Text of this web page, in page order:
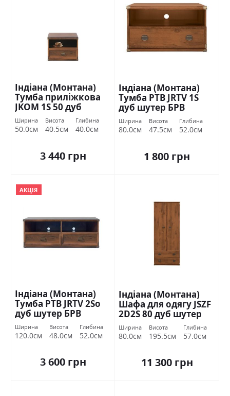
Індіана (Монтана)
Тумба приліжкова
JKOM 1S 50 дуб
шутер БРВ Україна
Ширина
50.0см
Висота
40.5см
Глибина
40.0см
3 440 грн
Індіана (Монтана)
Тумба РТВ JRTV 1S
дуб шутер БРВ
Україна
Ширина
80.0см
Висота
47.5см
Глибина
52.0см
1 800 грн
АКЦІЯ
Індіана (Монтана)
Тумба РТВ JRTV 2Sо
дуб шутер БРВ
Україна
Ширина
120.0см
Висота
48.0см
Глибина
52.0см
3 600 грн
Індіана (Монтана)
Шафа для одягу JSZF
2D2S 80 дуб шутер
БРВ Україна
Ширина
80.0см
Висота
195.5см
Глибина
57.0см
11 300 грн